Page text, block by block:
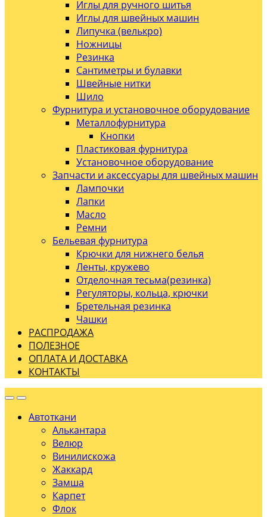
Иглы для ручного шитья
Иглы для швейных машин
Липучка (велькро)
Ножницы
Резинка
Сантиметры и булавки
Швейные нитки
Шило
Фурнитура и установочное оборудование
Металлофурнитура
Кнопки
Пластиковая фурнитура
Установочное оборудование
Запчасти и аксессуары для швейных машин
Лампочки
Лапки
Масло
Ремни
Бельевая фурнитура
Крючки для нижнего белья
Ленты, кружево
Отделочная тесьма(резинка)
Регуляторы, кольца, крючки
Бретельная резинка
Чашки
РАСПРОДАЖА
ПОЛЕЗНОЕ
ОПЛАТА И ДОСТАВКА
КОНТАКТЫ
Автоткани
Алькантара
Велюр
Винилискожа
Жаккард
Замша
Карпет
Флок